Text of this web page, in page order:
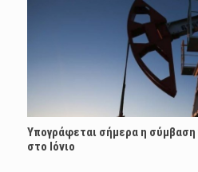
Υπογράφεται σήμερα η σύμβαση
στο Ιόνιο